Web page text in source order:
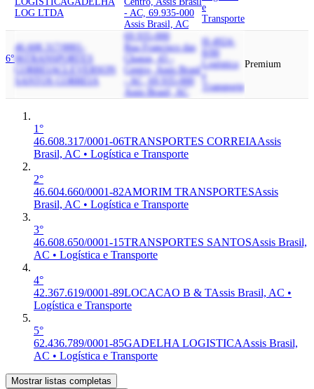
LOG LTDA
- AC, 69.935-000
Assis Brasil, AC
e
Transporte
6°
46.608.317/0001-
06
TRANSPORTES
CORREIACLEVERSON
SANTOS CORREIA
69.935-000
Rua Francisco das
Chagas, 43 -
Centro, Assis Brasil
- AC, 69.935-000
Assis Brasil, AC
H-4924-
8/00
Logística
e
Transporte
Premium
1°
46.608.317/0001-06TRANSPORTES CORREIAAssis
Brasil, AC • Logística e Transporte
2°
46.604.660/0001-82AMORIM TRANSPORTESAssis
Brasil, AC • Logística e Transporte
3°
46.608.650/0001-15TRANSPORTES SANTOSAssis Brasil,
AC • Logística e Transporte
4°
42.367.619/0001-89LOCACAO B & TAssis Brasil, AC •
Logística e Transporte
5°
62.436.789/0001-85GADELHA LOGISTICAAssis Brasil,
AC • Logística e Transporte
Mostrar listas completas